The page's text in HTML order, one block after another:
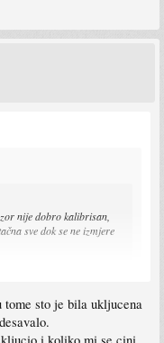
nije dobro kalibrisan,
sve dok se ne izmjere
odstupanja.
prvom postu sugerisao
tome sto je bila ukljucena